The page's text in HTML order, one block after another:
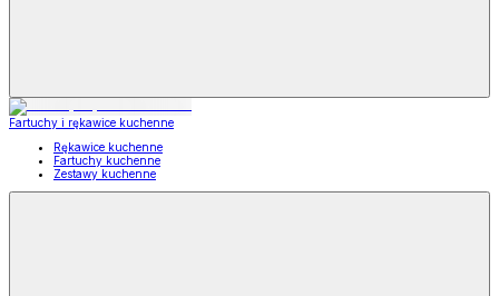
Fartuchy i rękawice kuchenne
Rękawice kuchenne
Fartuchy kuchenne
Zestawy kuchenne